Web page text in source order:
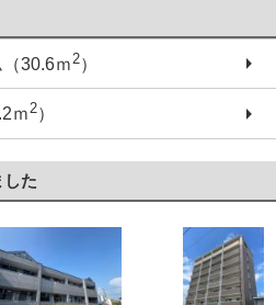
30.6ｍ2）
ｍ2）
た